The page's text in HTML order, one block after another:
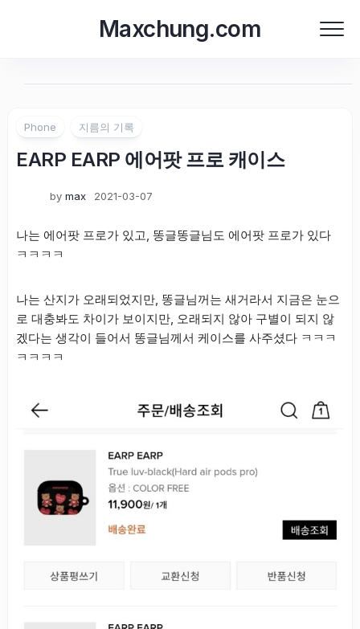
Maxchung.com
Phone 지름의 기록
EARP EARP 에어팟 프로 캐이스
by max 2021-03-07
나는 에어팟 프로가 있고, 똥글똥글님도 에어팟 프로가 있다
ㅋㅋㅋㅋ
나는 산지가 오래되었지만, 똥글님꺼는 새거라서 지금은 눈으
로 대충봐도 차이가 보이지만, 오래되지 않아 구별이 되지 않
겠다는 생각이 들어서 똥글님께서 케이스를 사주셨다 ㅋㅋㅋ
ㅋㅋㅋㅋ